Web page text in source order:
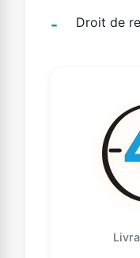
Droit de